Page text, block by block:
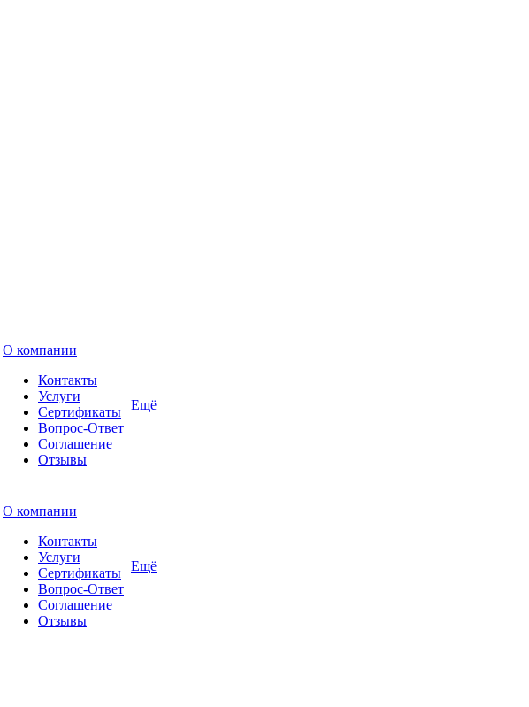
О компании
Контакты
Услуги
Сертификаты
Вопрос-Ответ
Соглашение
Отзывы
Ещё
О компании
Контакты
Услуги
Сертификаты
Вопрос-Ответ
Соглашение
Отзывы
Ещё